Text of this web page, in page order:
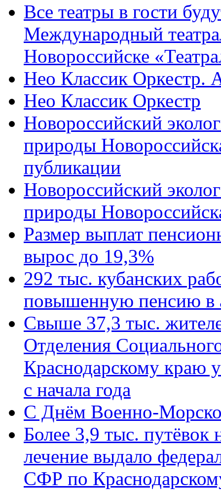
Все театры в гости
Международный
Новороссийске
Нео Классик Оркестр.
Нео Классик Оркестр
Новороссийский
природы
публикации
Новороссийский
природы
Размер выплат
вырос до 19,3%
292 тыс. кубанских
повышенную пенсию в
Свыше 37,3 тыс.
Отделения
Краснодарскому краю
с начала года
C Днём Военно-
Более 3,9 тыс. путёвок
лечение выдало
СФР по